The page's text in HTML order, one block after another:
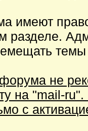
имеют
разделе.
темы
не
на "mail-
с